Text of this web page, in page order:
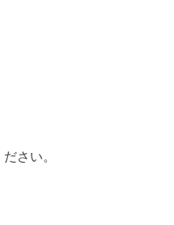
さい。